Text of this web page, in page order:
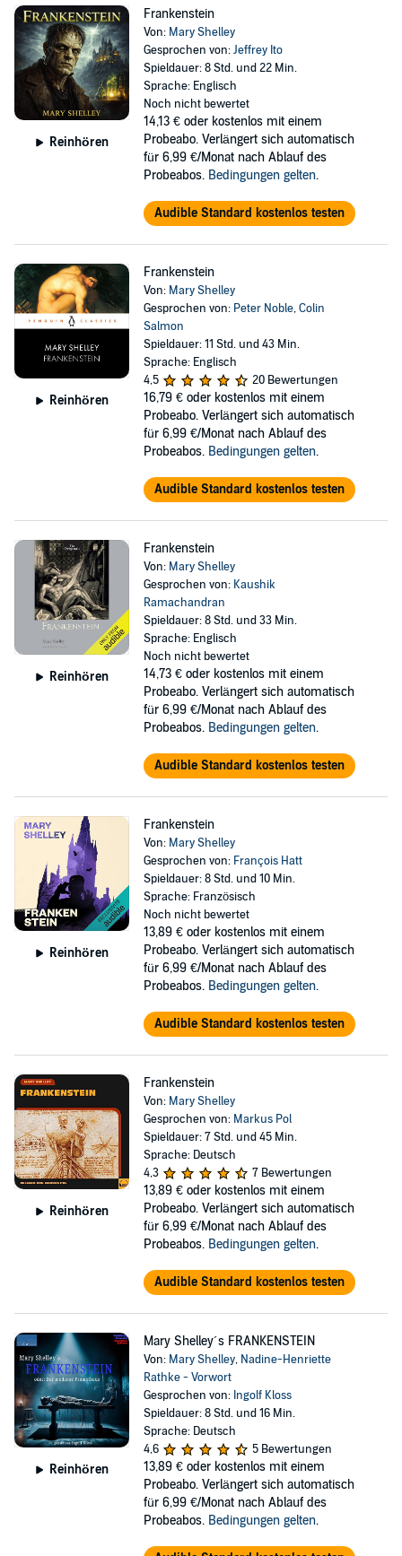
Reinhören
Frankenstein
Von: Mary Shelley
Gesprochen von:Jeffrey Ito
Spieldauer: 8 Std. und 22 Min.
Sprache: Englisch
Noch nicht bewertet
14,13 € oder kostenlos mit einem
Probeabo. Verlängert sich automatisch
für 6,99 €/Monat nach Ablauf des
Probeabos. Bedingungen gelten.
Audible Standard kostenlos testen
Reinhören
Frankenstein
Von: Mary Shelley
Gesprochen von: Peter Noble,Colin
Salmon
Spieldauer: 11 Std. und 43 Min.
Sprache: Englisch
4,5
20 Bewertungen
16,79 € oder kostenlos mit einem
Probeabo. Verlängert sich automatisch
für 6,99 €/Monat nach Ablauf des
Probeabos. Bedingungen gelten.
Audible Standard kostenlos testen
Reinhören
Frankenstein
Von: Mary Shelley
Gesprochen von: Kaushik
Ramachandran
Spieldauer: 8 Std. und 33 Min.
Sprache: Englisch
Noch nicht bewertet
14,73 € oder kostenlos mit einem
Probeabo. Verlängert sich automatisch
für 6,99 €/Monat nach Ablauf des
Probeabos. Bedingungen gelten.
Audible Standard kostenlos testen
Reinhören
Frankenstein
Von: Mary Shelley
Gesprochen von: François Hatt
Spieldauer: 8 Std. und 10 Min.
Sprache: Französisch
Noch nicht bewertet
13,89 € oder kostenlos mit einem
Probeabo. Verlängert sich automatisch
für 6,99 €/Monat nach Ablauf des
Probeabos. Bedingungen gelten.
Audible Standard kostenlos testen
Reinhören
Frankenstein
Von: Mary Shelley
Gesprochen von: Markus Pol
Spieldauer: 7 Std. und 45 Min.
Sprache: Deutsch
4,3
7 Bewertungen
13,89 € oder kostenlos mit einem
Probeabo. Verlängert sich automatisch
für 6,99 €/Monat nach Ablauf des
Probeabos. Bedingungen gelten.
Audible Standard kostenlos testen
Reinhören
Mary Shelley´s FRANKENSTEIN
Von: Mary Shelley, Nadine-Henriette
Rathke - Vorwort
Gesprochen von: Ingolf Kloss
Spieldauer: 8 Std. und 16 Min.
Sprache: Deutsch
4,6
5 Bewertungen
13,89 € oder kostenlos mit einem
Probeabo. Verlängert sich automatisch
für 6,99 €/Monat nach Ablauf des
Probeabos. Bedingungen gelten.